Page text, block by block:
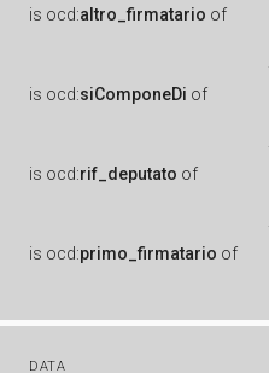
is ocd:altro_firmatario of
is ocd:siComponeDi of
is ocd:rif_deputato of
is ocd:primo_firmatario of
DATA